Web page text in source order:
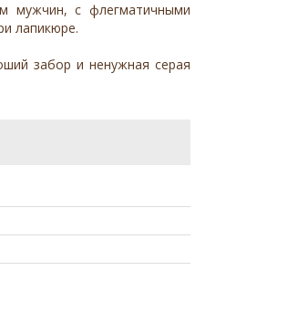
мужчин, с флегматичными
лапикюре.
забор и ненужная серая